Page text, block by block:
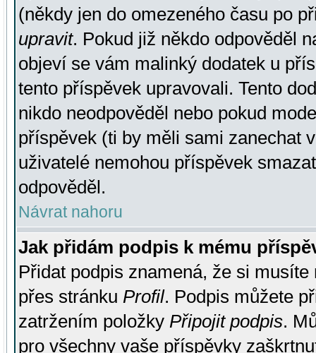
(někdy jen do omezeného času po
upravit. Pokud již někdo odpověděl
objeví se vám malinký dodatek u
tento příspěvek upravovali. Tento
nikdo neodpověděl nebo pokud
příspěvek (ti by měli sami zanechat
uživatelé nemohou příspěvek
odpověděl.
Návrat nahoru
Jak přidám podpis k mému
Přidat podpis znamená, že si
přes stránku Profil. Podpis můžete
zatržením položky Připojit podpis.
pro všechny vaše příspěvky